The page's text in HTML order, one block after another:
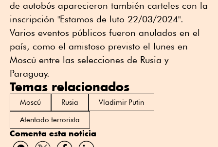
de autobús aparecieron también carteles con la
inscripción "Estamos de luto 22/03/2024".
Varios eventos públicos fueron anulados en el
país, como el amistoso previsto el lunes en
Moscú entre las selecciones de Rusia y
Paraguay.
Temas relacionados
Moscú Rusia
Vladimir Putin
Atentado terrorista
Comenta esta noticia